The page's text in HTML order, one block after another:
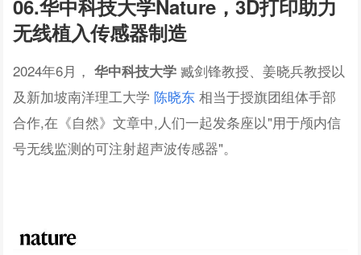
06.华中科技大学Nature，3D打印助力
无线植入传感器制造
2024年6月， 华中科技大学 臧剑锋教授、姜晓兵教授以
及新加坡南洋理工大学 陈晓东 相当于授旗团组体手部
合作,在《自然》文章中,人们一起发条座以"用于颅内信
号无线监测的可注射超声波传感器"。